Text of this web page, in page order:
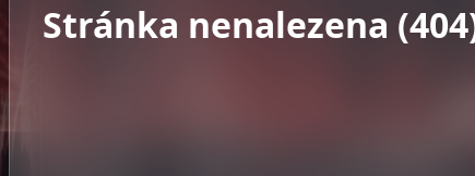
Stránka nenalezena